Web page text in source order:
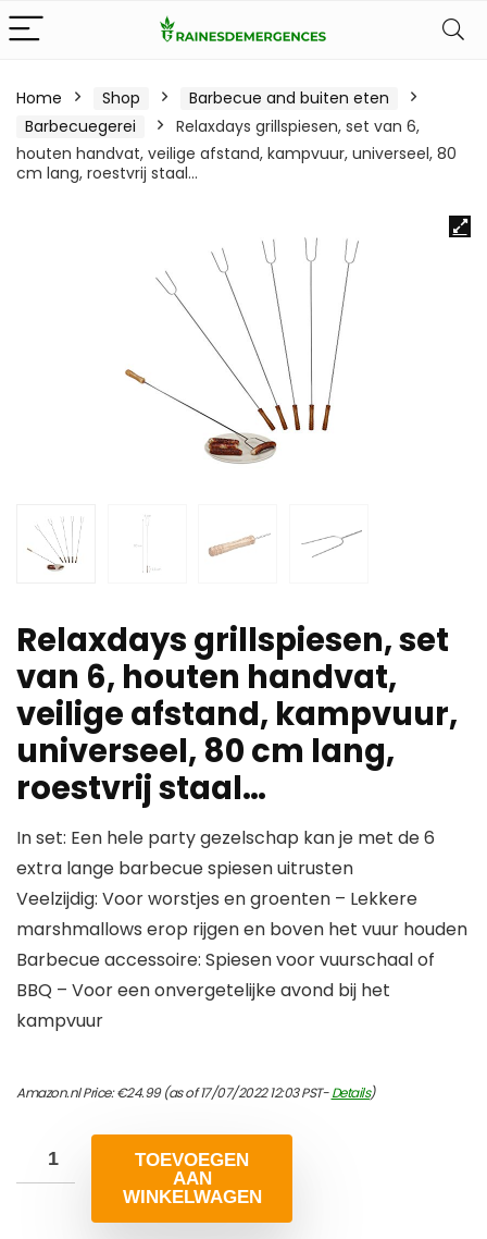
Home Shop
Barbecue and buiten eten
Barbecuegerei
Relaxdays grillspiesen, set van 6,
houten handvat, veilige afstand, kampvuur, universeel, 80
cm lang, roestvrij staal…
Relaxdays grillspiesen, set
van 6, houten handvat,
veilige afstand, kampvuur,
universeel, 80 cm lang,
roestvrij staal…
In set: Een hele party gezelschap kan je met de 6
extra lange barbecue spiesen uitrusten
Veelzijdig: Voor worstjes en groenten – Lekkere
marshmallows erop rijgen en boven het vuur houden
Barbecue accessoire: Spiesen voor vuurschaal of
BBQ – Voor een onvergetelijke avond bij het
kampvuur
Amazon.nl Price:€24.99(as of 17/07/2022 12:03 PST-Details)
TOEVOEGEN
AAN
WINKELWAGEN